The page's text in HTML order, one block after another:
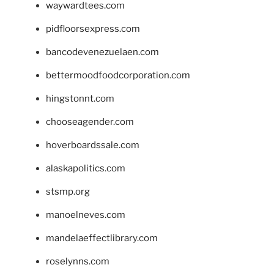
waywardtees.com
pidfloorsexpress.com
bancodevenezuelaen.com
bettermoodfoodcorporation.com
hingstonnt.com
chooseagender.com
hoverboardssale.com
alaskapolitics.com
stsmp.org
manoelneves.com
mandelaeffectlibrary.com
roselynns.com